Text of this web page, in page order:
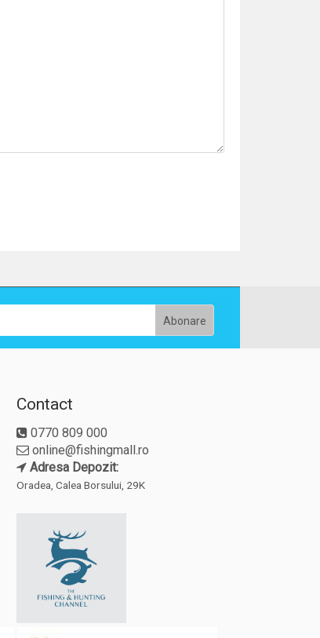
Contact
0770 809 000
online@fishingmall.ro
Adresa Depozit:
Oradea, Calea Borsului, 29K